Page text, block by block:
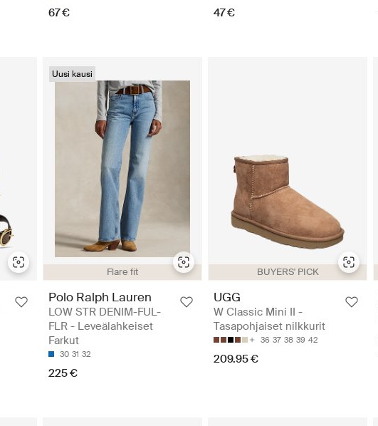
67 € 47 €
Flare fit
Uusi kausi
Polo Ralph Lauren
LOW STR DENIM-FUL-
FLR - Leveälahkeiset
Farkut
30 31 32
225 €
BUYERS' PICK
UGG
W Classic Mini II -
Tasapohjaiset nilkkurit
36 37 38 39 42
209.95 €